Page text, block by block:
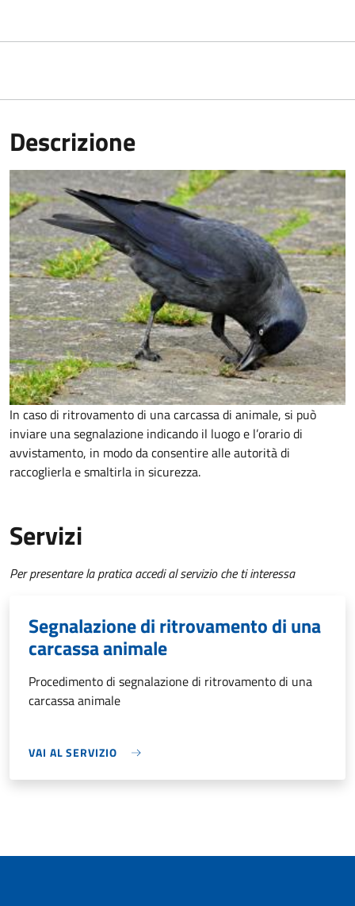
Descrizione
In caso di ritrovamento di una carcassa di animale, si può
inviare una segnalazione indicando il luogo e l’orario di
avvistamento, in modo da consentire alle autorità di
raccoglierla e smaltirla in sicurezza.
Servizi
Per presentare la pratica accedi al servizio che ti interessa
Segnalazione di ritrovamento di una
carcassa animale
Procedimento di segnalazione di ritrovamento di una
carcassa animale
VAI AL SERVIZIO